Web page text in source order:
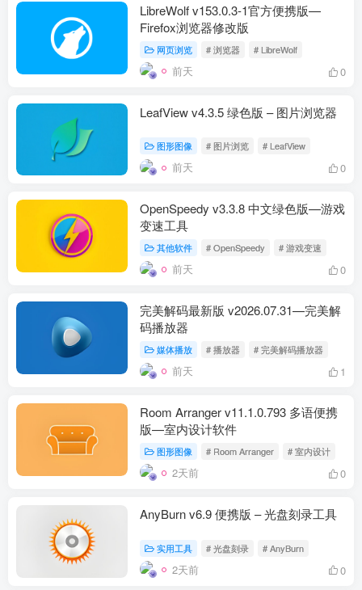
LibreWolf v153.0.3-1官方便携版—
Firefox浏览器修改版
网页浏览 # 浏览器 # LibreWolf
前天 0
LeafView v4.3.5 绿色版 – 图片浏览器
图形图像 # 图片浏览 # LeafView
前天 0
OpenSpeedy v3.3.8 中文绿色版—游戏
变速工具
其他软件 # OpenSpeedy # 游戏变速
前天 0
完美解码最新版 v2026.07.31—完美解
码播放器
媒体播放 # 播放器 # 完美解码播放器
前天 1
Room Arranger v11.1.0.793 多语便携
版—室内设计软件
图形图像 # Room Arranger # 室内设计
2天前 0
AnyBurn v6.9 便携版 – 光盘刻录工具
实用工具 # 光盘刻录 # AnyBurn
2天前 0